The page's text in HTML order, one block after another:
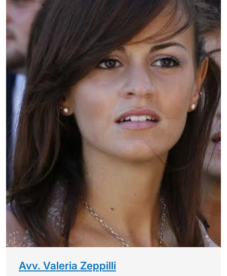
Avv. Valeria Zeppilli